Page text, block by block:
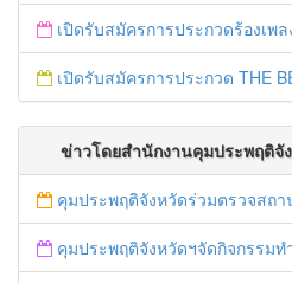
เปิดรับสมัครการประกวดร้องเพลงกำ
เปิดรับสมัครการประกวด THE BEST TO BE
ข่าวโดยสำนักงานคุมประพฤติจั
คุมประพฤติจังหวัดร่วมตรวจสถา
คุมประพฤติจังหวัดฯจัดกิจกรรมทำ